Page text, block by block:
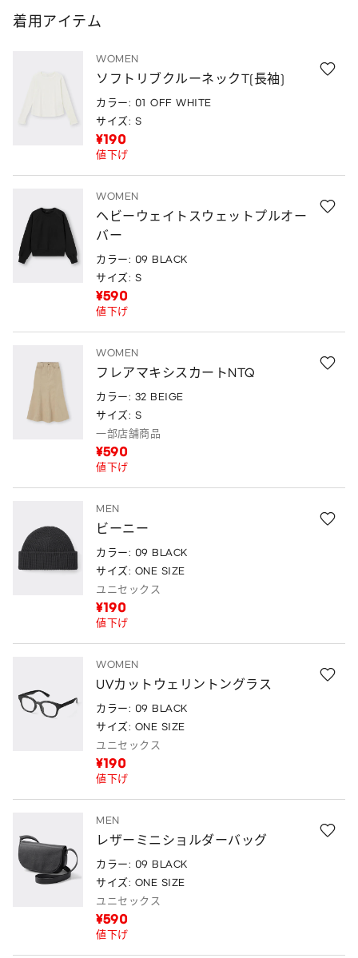
着用アイテム
WOMEN
ソフトリブクルーネックT(長袖)
カラー: 01 OFF WHITE
サイズ: S
¥190
値下げ
WOMEN
ヘビーウェイトスウェットプルオー
バー
カラー: 09 BLACK
サイズ: S
¥590
値下げ
WOMEN
フレアマキシスカートNTQ
カラー: 32 BEIGE
サイズ: S
一部店舗商品
¥590
値下げ
MEN
ビーニー
カラー: 09 BLACK
サイズ: ONE SIZE
ユニセックス
¥190
値下げ
WOMEN
UVカットウェリントングラス
カラー: 09 BLACK
サイズ: ONE SIZE
ユニセックス
¥190
値下げ
MEN
レザーミニショルダーバッグ
カラー: 09 BLACK
サイズ: ONE SIZE
ユニセックス
¥590
値下げ